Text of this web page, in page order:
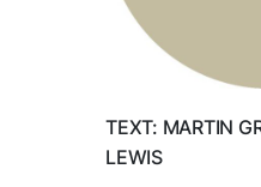
TEXT: MARTIN
LEWIS